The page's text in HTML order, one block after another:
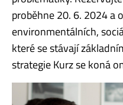
proběhne 20. 6. 2024 a
environmentálních,
které se stávají
strategie Kurz se koná